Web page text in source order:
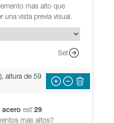
más alto que
una vista previa visual.
Set
altura de 59
acero est 29
más altos?